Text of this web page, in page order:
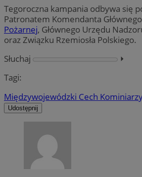
Tegoroczna kampania odbywa się
Patronatem Komendanta
Pożarnej, Głównego Urzędu
oraz Związku Rzemiosła Polskiego.
Słuchaj
⏵︎
Tagi:
Międzywojewódzki Cech
Udostępnij